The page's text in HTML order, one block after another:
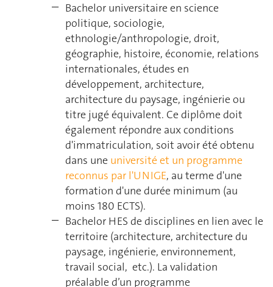
Bachelor universitaire en science
politique, sociologie,
ethnologie/anthropologie, droit,
géographie, histoire, économie, relations
internationales, études en
développement, architecture,
architecture du paysage, ingénierie ou
titre jugé équivalent. Ce diplôme doit
également répondre aux conditions
d'immatriculation, soit avoir été obtenu
dans une université et un programme
reconnus par l'UNIGE, au terme d'une
formation d'une durée minimum (au
moins 180 ECTS).
Bachelor HES de disciplines en lien avec le
territoire (architecture, architecture du
paysage, ingénierie, environnement,
travail social, etc.). La validation
préalable d’un programme